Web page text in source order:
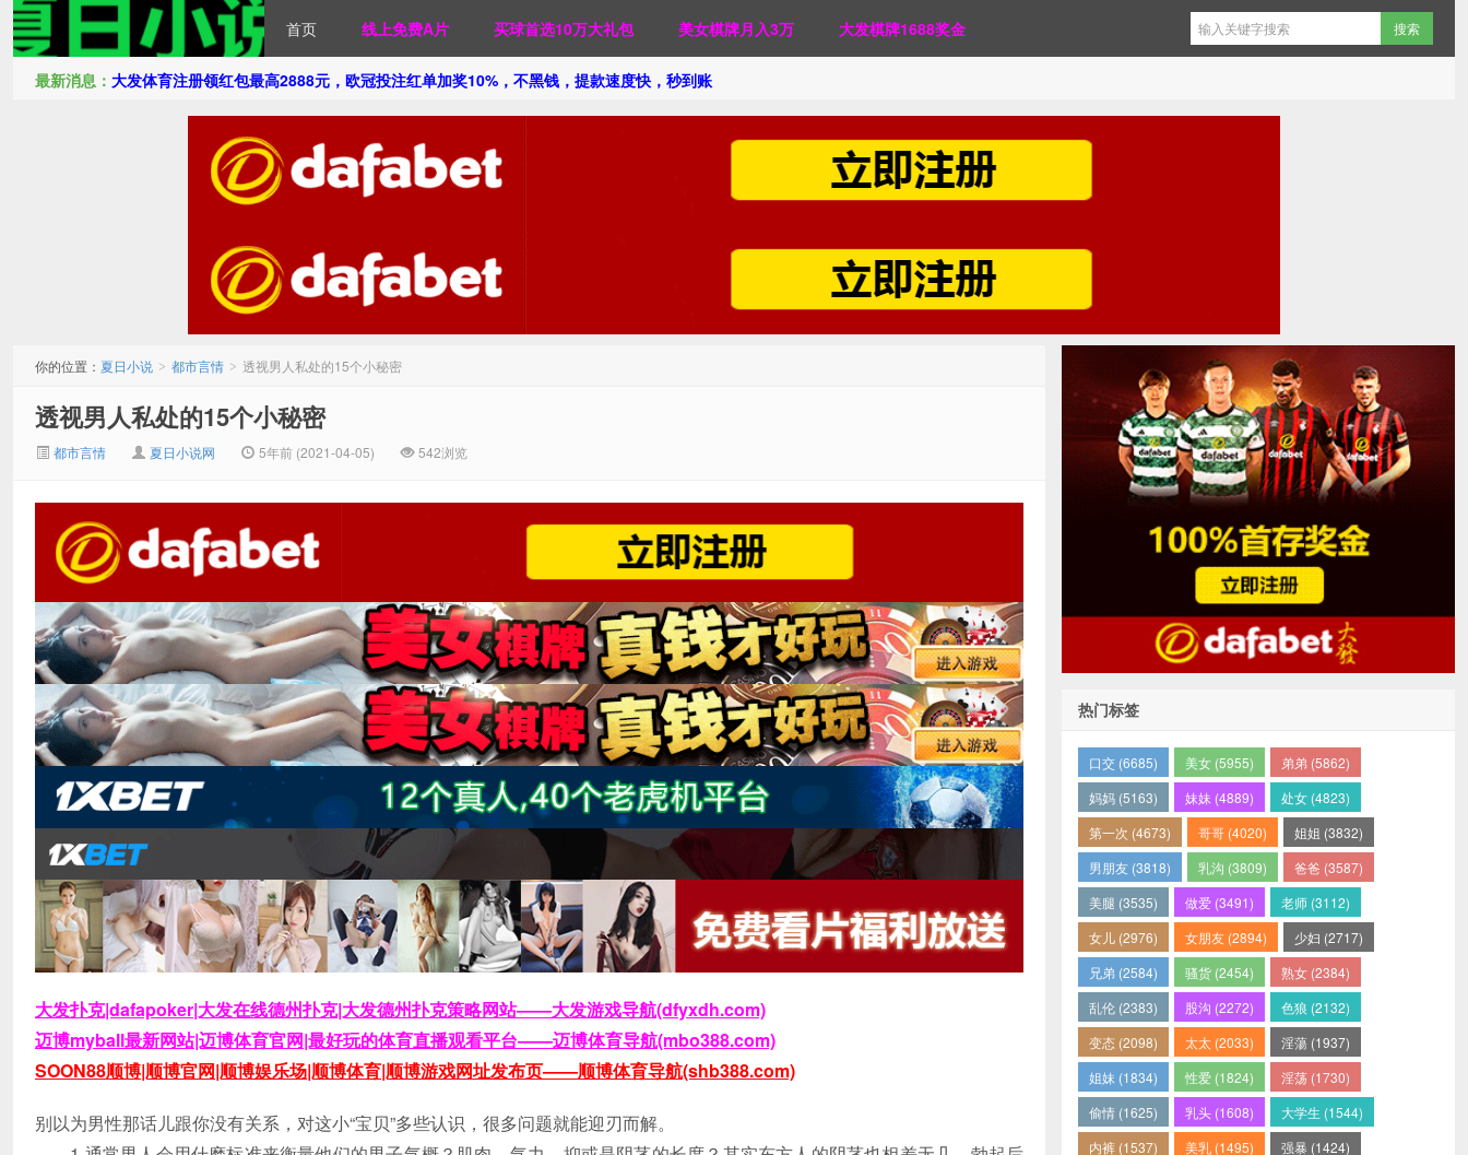
首页 线上免费A片 买球首选10万大礼包 美女棋牌月入3万 大发棋牌1688奖金
最新消息： 大发体育注册领红包最高2888元，欧冠投注红单加奖10%，不黑钱，提款速度快，秒到账
你的位置： 夏日小说 > 都市言情 > 透视男人私处的15个小秘密
透视男人私处的15个小秘密
都市言情 夏日小说网 5年前 (2021-04-05) 542浏览
大发扑克|dafapoker|大发在线德州扑克|大发德州扑克策略网站——大发游戏导航(dfyxdh.com)
迈博myball最新网站|迈博体育官网|最好玩的体育直播观看平台——迈博体育导航(mbo388.com)
SOON88顺博|顺博官网|顺博娱乐场|顺博体育|顺博游戏网址发布页——顺博体育导航(shb388.com)
别以为男性那话儿跟你没有关系，对这小“宝贝”多些认识，很多问题就能迎刃而解。
热门标签
口交 (6685) 美女 (5955)
弟弟 (5862)
妈妈 (5163)
妹妹 (4889)
处女 (4823)
第一次 (4673)
哥哥 (4020)
姐姐 (3832)
男朋友 (3818)
乳沟 (3809)
爸爸 (3587)
美腿 (3535)
做爱 (3491)
老师 (3112)
女儿 (2976)
女朋友 (2894)
少妇 (2717)
兄弟 (2584)
骚货 (2454)
熟女 (2384)
乱伦 (2383)
股沟 (2272)
色狼 (2132)
变态 (2098)
太太 (2033)
淫蕩 (1937)
姐妹 (1834)
性爱 (1824)
淫荡 (1730)
偷情 (1625)
乳头 (1608)
大学生 (1544)
内裤 (1537)
美乳 (1495)
强暴 (1424)